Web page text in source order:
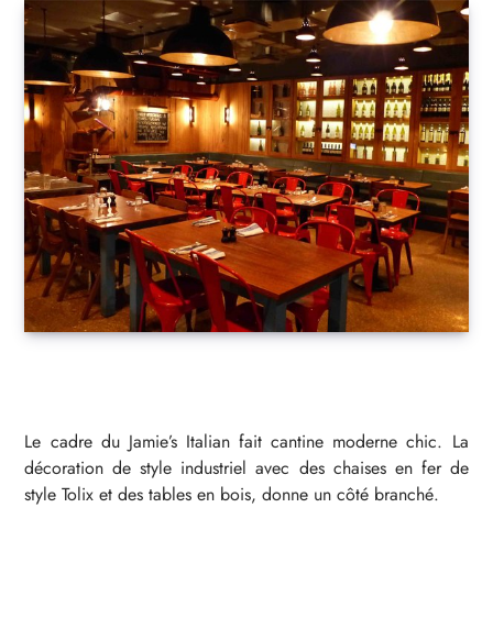
Le cadre du Jamie’s Italian fait cantine moderne chic. La
décoration de style industriel avec des chaises en fer de
style Tolix et des tables en bois, donne un côté branché.